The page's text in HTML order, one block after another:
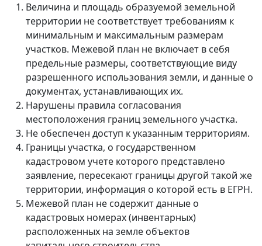
Величина и площадь образуемой земельной
территории не соответствует требованиям к
минимальным и максимальным размерам
участков. Межевой план не включает в себя
предельные размеры, соответствующие виду
разрешенного использования земли, и данные о
документах, устанавливающих их.
Нарушены правила согласования
местоположения границ земельного участка.
Не обеспечен доступ к указанным территориям.
Границы участка, о государственном
кадастровом учете которого представлено
заявление, пересекают границы другой такой же
территории, информация о которой есть в ЕГРН.
Межевой план не содержит данные о
кадастровых номерах (инвентарных)
расположенных на земле объектов